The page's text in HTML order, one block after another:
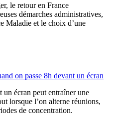
le retour en France
démarches administratives,
Maladie et le choix d’une
on passe 8h devant un écran
un écran peut entraîner une
lorsque l’on alterne réunions,
de concentration.